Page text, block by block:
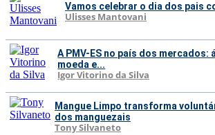
Vamos celebrar o dia dos pais
Ulisses Mantovani
A PMV-ES no país dos mercados:
moeda e...
Igor Vitorino da Silva
Mangue Limpo transforma
dos manguezais
Tony Silvaneto